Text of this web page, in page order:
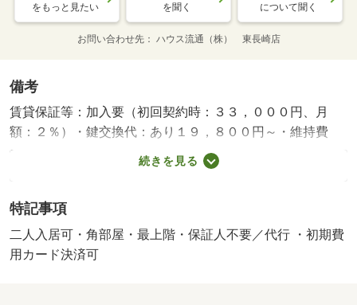
をもっと見たい を聞く について聞く
お問い合わせ先 ハウス流通（株） 東長崎店
備考
賃貸保証等：加入要（初回契約時：３３，０００円、月
額：２％）・鍵交換代：あり１９，８００円～・維持費
等：シャーメゾンライフＳＵＰＰＯＲＴ２４１，３２０円
／月・町内会費５００円／月・諫早市小船越町にある、２
Ｖモニター付インターホン☆独立洗面台☆追い焚き☆カウ
ンターキッチン☆エアコン１台☆インターネット使用料無
料！・バイク置場：なし・駐輪場：なし/室内消毒料 18700
続きを見る
特記事項
二人入居可・角部屋・最上階・保証人不要／代行 ・初期費
用カード決済可